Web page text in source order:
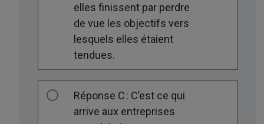
elles finissent par perdre
de vue les objectifs vers
lesquels elles étaient
tendues.
Réponse C : C’est ce qui
arrive aux entreprises